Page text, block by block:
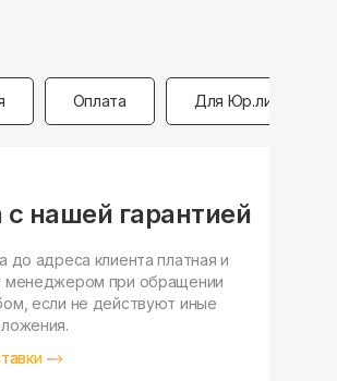
Оплата Для Юр.лиц
нашей гарантией
до адреса клиента платная и
менеджером при обращении
если не действуют иные